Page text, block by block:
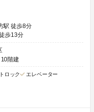
駅 徒歩8分
歩13分
10階建
ロック エレベーター